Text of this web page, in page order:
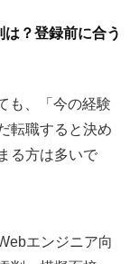
？登録前に合う
も、「今の経験
転職すると決め
る方は多いで
エンジニア向